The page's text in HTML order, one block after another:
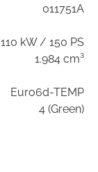
011751A
110 kW / 150 PS
1.984 cm³
Euro6d-TEMP
4 (Green)